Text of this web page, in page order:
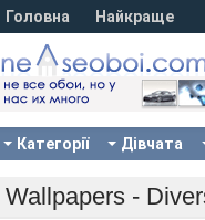
Головна Найкраще
Категорії Дівчата
Wallpapers -